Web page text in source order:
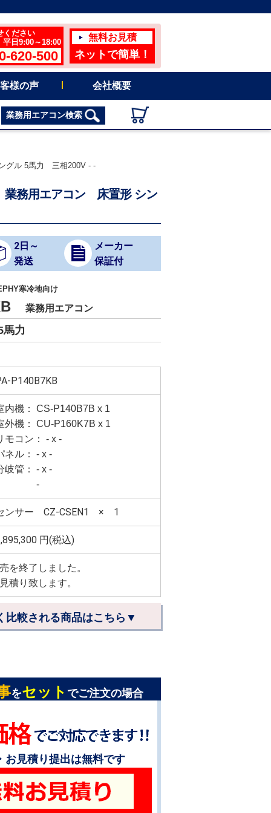
ください
日9:00～18:00
620-500
無料お見積
ネットで簡単！
様の声 会社概要
業務用エアコン検索
グル 5馬力 三相200V - -
務用エアコン 床置形 シン
2日～
発送
メーカー
保証付
寒冷地向け
業務用エアコン
馬力
P140B7KB
内機： CS-P140B7B x 1
外機： CU-P160K7B x 1
モコン： - x -
ネル： - x -
岐管： - x -
ンサー CZ-CSEN1 × 1
円(税込)
を終了しました。
積り致します。
比較される商品はこちら▼
をセット でご注文の場合
お見積り提出は無料です